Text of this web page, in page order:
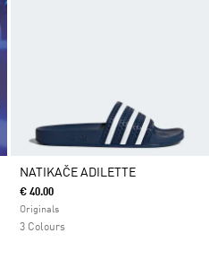
NATIKAČE ADILETTE
€ 40.00
Originals
3 Colours